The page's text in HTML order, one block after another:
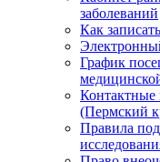
заболеваний
Как
График
Контактные
(Пермский
Правила